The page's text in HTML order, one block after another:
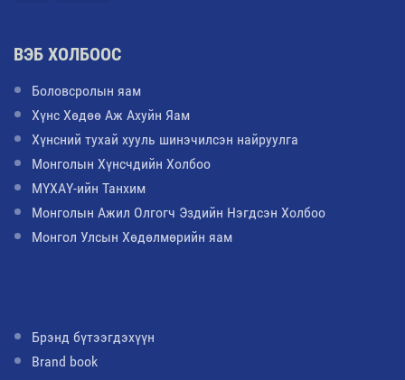
ВЭБ ХОЛБООС
Боловсролын яам
Хүнс Хөдөө Аж Ахуйн Яам
Хүнсний тухай хууль шинэчилсэн найруулга
Монголын Хүнсчдийн Холбоо
МҮХАҮ-ийн Танхим
Монголын Ажил Олгогч Эздийн Нэгдсэн Холбоо
Монгол Улсын Хөдөлмөрийн яам
Брэнд бүтээгдэхүүн
Brand book